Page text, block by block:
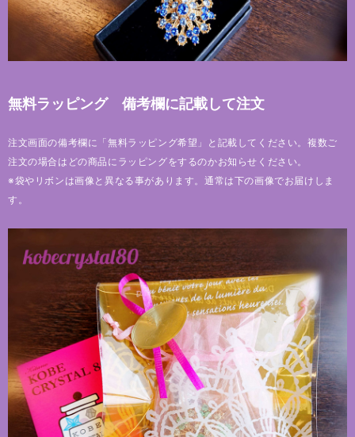
無料ラッピング 備考欄に記載して注文
注文画面の備考欄に「無料ラッピング希望」と記載してください。複数ご
注文の場合はどの商品にラッピングをするのかお知らせください。
※袋やリボンは画像と異なる事があります。通常は下の画像でお届けしま
す。